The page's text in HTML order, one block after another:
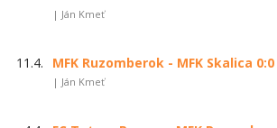
| Ján Kmeť
11.4. MFK Ruzomberok - MFK Skalica 0:0
| Ján Kmeť